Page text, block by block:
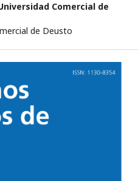
Comercial de
de Deusto